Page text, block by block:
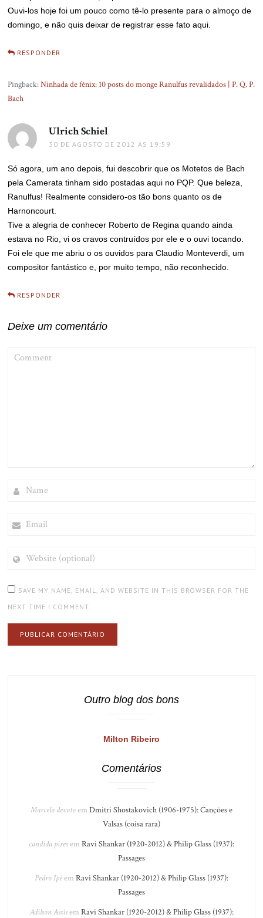
Ouvi-los hoje foi um pouco como tê-lo presente para o almoço de
domingo, e não quis deixar de registrar esse fato aqui.
RESPONDER
Pingback:Ninhada de fênix: 10 posts do monge Ranulfus revalidados | P. Q. P.
Bach
Ulrich Schiel
30 DE AGOSTO DE 2012 ÀS 19:59
Só agora, um ano depois, fui descobrir que os Motetos de Bach
pela Camerata tinham sido postadas aqui no PQP. Que beleza,
Ranulfus! Realmente considero-os tão bons quanto os de
Harnoncourt.
Tive a alegria de conhecer Roberto de Regina quando ainda
estava no Rio, vi os cravos contruídos por ele e o ouvi tocando.
Foi ele que me abriu o os ouvidos para Claudio Monteverdi, um
compositor fantástico e, por muito tempo, não reconhecido.
RESPONDER
Deixe um comentário
(OPTIONAL)
SAVE MY NAME, EMAIL, AND WEBSITE IN THIS BROWSER FOR THE
NEXT TIME I COMMENT.
Outro blog dos bons
Milton Ribeiro
Comentários
Marcelo devotoem Dmitri Shostakovich (1906-1975): Canções e
Valsas (coisa rara)
candida piresem Ravi Shankar (1920-2012) & Philip Glass (1937):
Passages
Pedro Ipêem Ravi Shankar (1920-2012) & Philip Glass (1937):
Passages
Adilson Assisem Ravi Shankar (1920-2012) & Philip Glass (1937):